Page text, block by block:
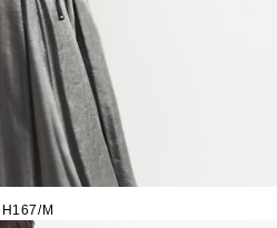
H167/M